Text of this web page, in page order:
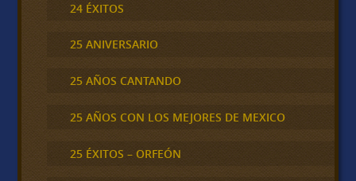
24 ÉXITOS
25 ANIVERSARIO
25 AÑOS CANTANDO
25 AÑOS CON LOS MEJORES DE MEXICO
25 ÉXITOS – ORFEÓN